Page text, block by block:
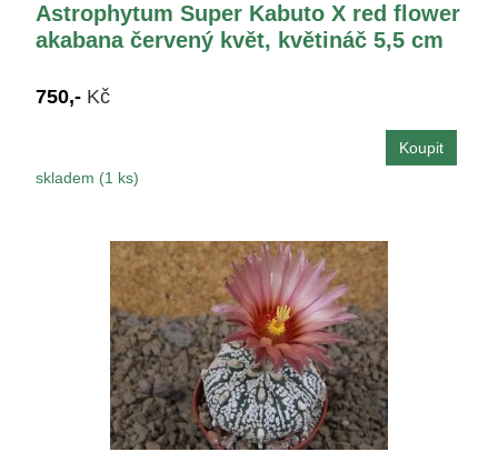
Astrophytum Super Kabuto X red flower
akabana červený květ, květináč 5,5 cm
750,- Kč
skladem (1 ks)